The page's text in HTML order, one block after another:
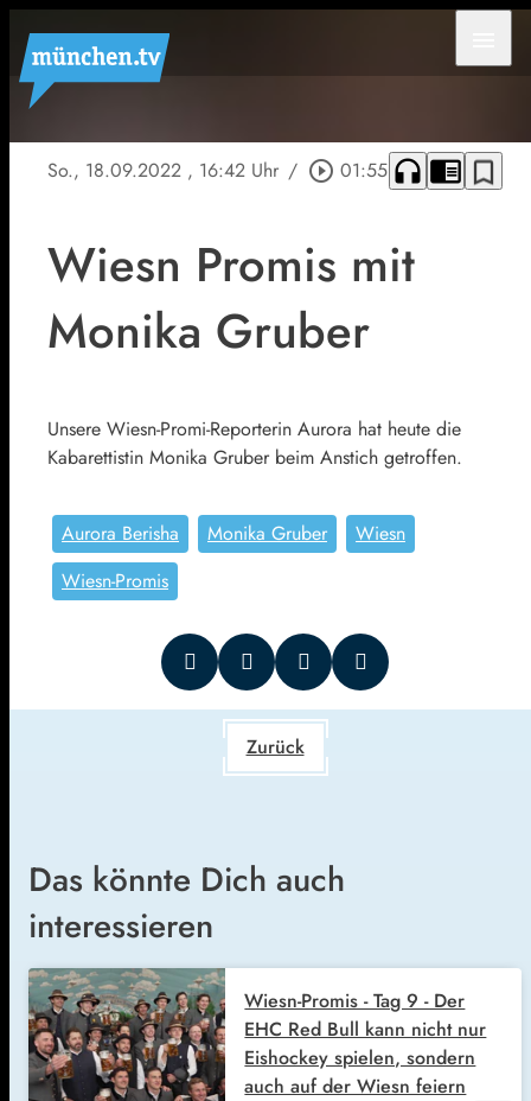
So., 18.09.2022 , 16:42 Uhr / play_circle_outline 01:55 headphones chrome_reader_mode bookmark_border
Wiesn Promis mit
Monika Gruber
Unsere Wiesn-Promi-Reporterin Aurora hat heute die
Kabarettistin Monika Gruber beim Anstich getroffen.
Aurora Berisha Monika Gruber
Wiesn
Wiesn-Promis
Zurück
Das könnte Dich auch
interessieren
Wiesn-Promis - Tag 9 - Der
EHC Red Bull kann nicht nur
Eishockey spielen, sondern
auch auf der Wiesn feiern